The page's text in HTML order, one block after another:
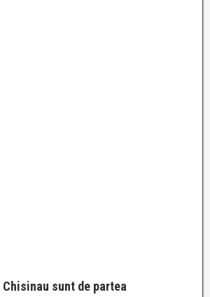
sunt de partea